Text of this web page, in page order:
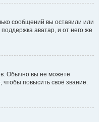
сообщений вы оставили или
аватар, и от него же
Обычно вы не можете
повысить своё звание.